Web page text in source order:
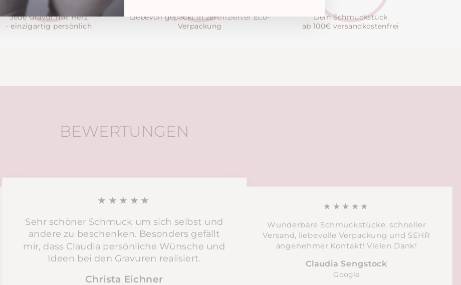
Jede Gravur mit Herz
- einzigartig persönlich
Liebevoll gepackt in zertifizierter Eco-
Verpackung
Dein Schmuckstück
ab 100€ versandkostenfrei
BEWERTUNGEN
★★★★★
Sehr schöner Schmuck um sich selbst und
andere zu beschenken. Besonders gefällt
mir, dass Claudia persönliche Wünsche und
Ideen bei den Gravuren realisiert.
Christa Eichner
★★★★★
Wunderbare Schmuckstücke, schneller
Versand, liebevolle Verpackung und SEHR
angenehmer Kontakt! Vielen Dank!
Claudia Sengstock
Google